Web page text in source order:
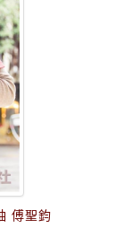
傅聖鈞